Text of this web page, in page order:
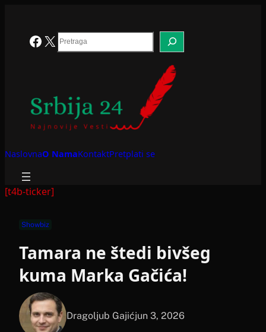
Facebook
X Search
NaslovnaO NamaKontaktPretplati se
[t4b-ticker]
Showbiz
Tamara ne štedi bivšeg
kuma Marka Gačića!
Dragoljub Gajićjun 3, 2026